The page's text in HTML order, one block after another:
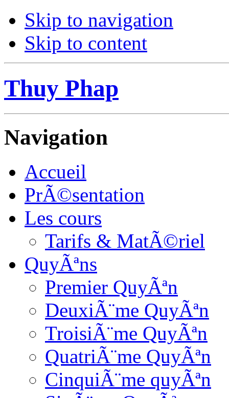
Skip to navigation
Skip to content
Thuy Phap
Navigation
Accueil
PrÃ©sentation
Les cours
Tarifs & MatÃ©riel
QuyÃªns
Premier QuyÃªn
DeuxiÃ¨me QuyÃªn
TroisiÃ¨me QuyÃªn
QuatriÃ¨me QuyÃªn
CinquiÃ¨me quyÃªn